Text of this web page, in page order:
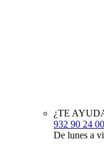
¿TE
932 90 24 00
De lunes a